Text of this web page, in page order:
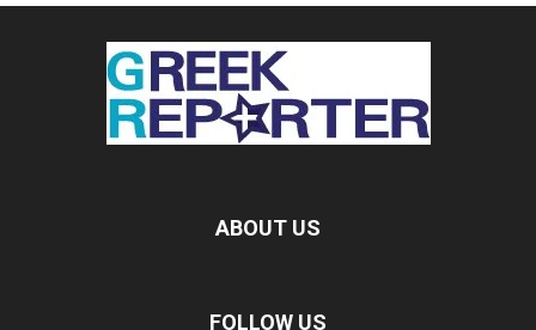
ABOUT US
FOLLOW US